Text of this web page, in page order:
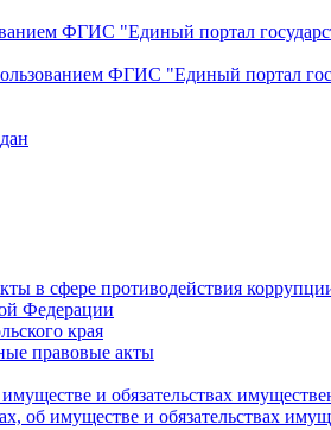
ФГИС "Единый портал
ФГИС "Единый портал
в сфере противодействия
Федерации
края
правовые акты
и обязательствах
об имуществе и обязательствах